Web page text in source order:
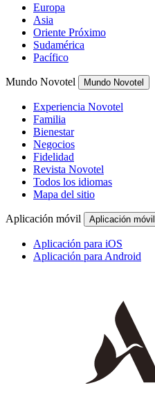
Europa
Asia
Oriente Próximo
Sudamérica
Pacífico
Mundo Novotel Mundo Novotel
Experiencia Novotel
Familia
Bienestar
Negocios
Fidelidad
Revista Novotel
Todos los idiomas
Mapa del sitio
Aplicación móvil Aplicación móvil
Aplicación para iOS
Aplicación para Android